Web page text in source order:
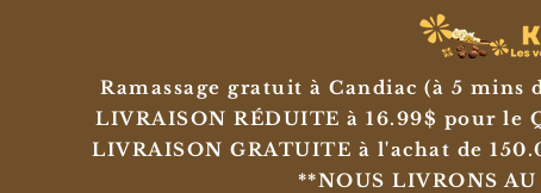
Ramassage gratuit à Candiac (à 5 mins
LIVRAISON RÉDUITE à 16.99$ pour
LIVRAISON GRATUITE à l'achat de
**NOUS LIVRONS